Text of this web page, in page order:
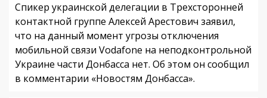
Спикер украинской делегации в Трехсторонней
контактной группе Алексей Арестович заявил,
что на данный момент угрозы отключения
мобильной связи Vodafone на неподконтрольной
Украине части Донбасса нет. Об этом он сообщил
в комментарии «Новостям Донбасса».